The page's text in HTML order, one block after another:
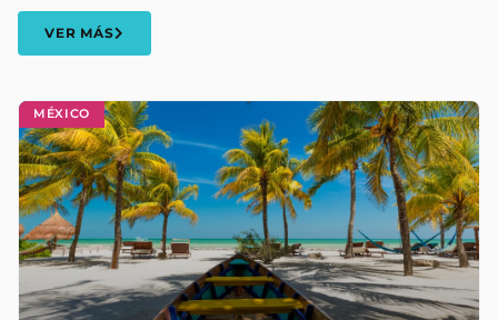
MÉXICO
VER MÁS